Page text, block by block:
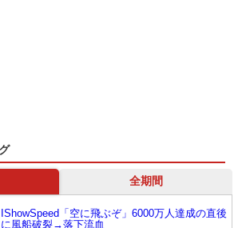
全期間
IShowSpeed「空に飛ぶぞ」6000万人達成の直後
に風船破裂→落下流血